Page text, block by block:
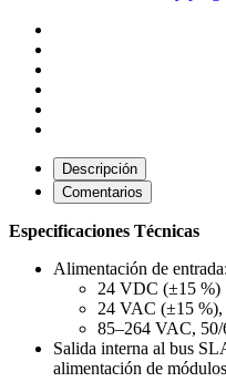
Descripción
Comentarios
Especificaciones Técnicas
Alimentación de entrada:
24 VDC (±15 %)
24 VAC (±15
85–264 VAC,
Salida interna al bus
alimentación de